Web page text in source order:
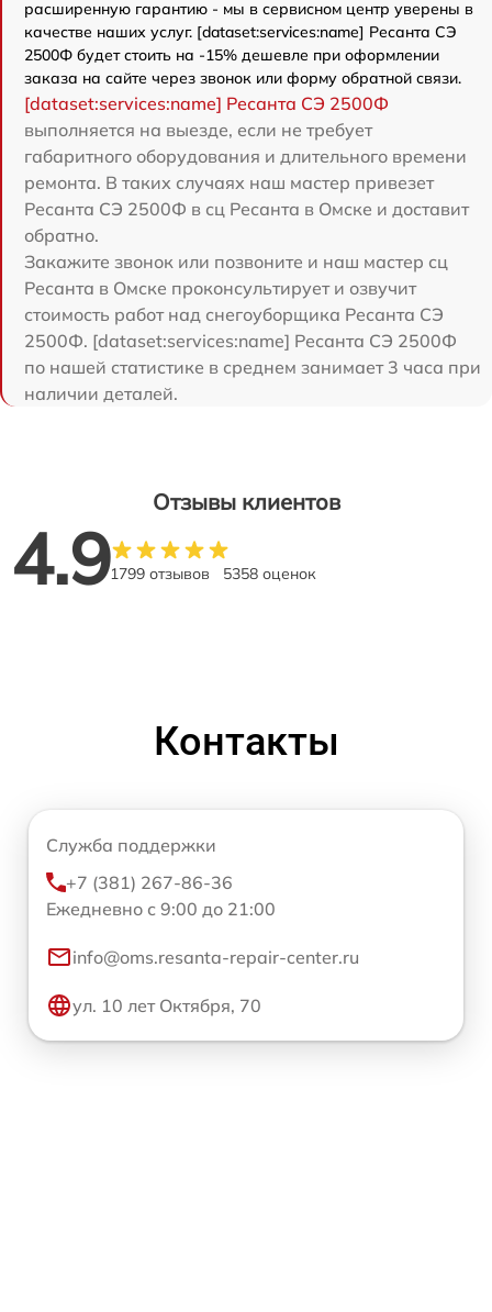
расширенную гарантию - мы в сервисном центр уверены в
качестве наших услуг. [dataset:services:name] Ресанта СЭ
2500Ф будет стоить на -15% дешевле при оформлении
заказа на сайте через звонок или форму обратной связи.
[dataset:services:name] Ресанта СЭ 2500Ф
выполняется на выезде, если не требует
габаритного оборудования и длительного времени
ремонта. В таких случаях наш мастер привезет
Ресанта СЭ 2500Ф в сц Ресанта в Омске и доставит
обратно.
Закажите звонок или позвоните и наш мастер сц
Ресанта в Омске проконсультирует и озвучит
стоимость работ над снегоуборщика Ресанта СЭ
2500Ф. [dataset:services:name] Ресанта СЭ 2500Ф
по нашей статистике в среднем занимает 3 часа при
наличии деталей.
Отзывы клиентов
4.91799 отзывов 5358 оценок
Контакты
Служба поддержки
+7 (381) 267-86-36
Ежедневно с 9:00 до 21:00
info@oms.resanta-repair-center.ru
ул. 10 лет Октября, 70